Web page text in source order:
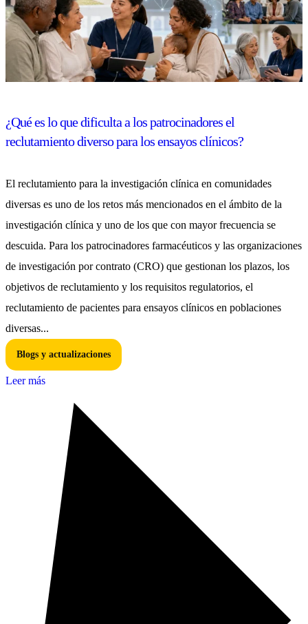
¿Qué es lo que dificulta a los patrocinadores el
reclutamiento diverso para los ensayos clínicos?
El reclutamiento para la investigación clínica en comunidades
diversas es uno de los retos más mencionados en el ámbito de la
investigación clínica y uno de los que con mayor frecuencia se
descuida. Para los patrocinadores farmacéuticos y las organizaciones
de investigación por contrato (CRO) que gestionan los plazos, los
objetivos de reclutamiento y los requisitos regulatorios, el
reclutamiento de pacientes para ensayos clínicos en poblaciones
diversas...
Blogs y actualizaciones
Leer más